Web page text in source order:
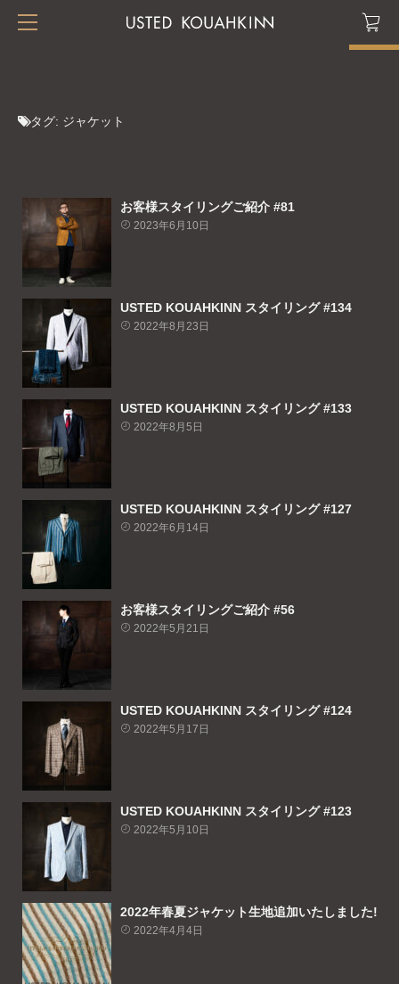
タグ: ジャケット
お客様スタイリングご紹介 #81
2023年6月10日
USTED KOUAHKINN スタイリング #134
2022年8月23日
USTED KOUAHKINN スタイリング #133
2022年8月5日
USTED KOUAHKINN スタイリング #127
2022年6月14日
お客様スタイリングご紹介 #56
2022年5月21日
USTED KOUAHKINN スタイリング #124
2022年5月17日
USTED KOUAHKINN スタイリング #123
2022年5月10日
2022年春夏ジャケット生地追加いたしました!
2022年4月4日